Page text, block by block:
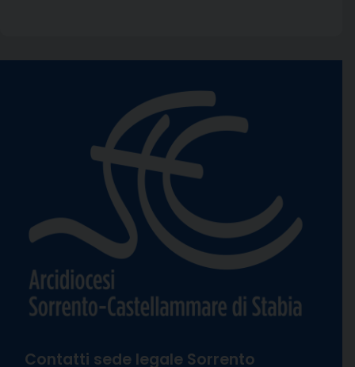
Contatti sede legale Sorrento